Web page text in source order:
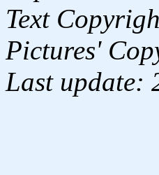
Text
Pictures'
Last update: